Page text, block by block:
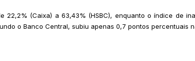
22,2% (Caixa) a 63,43% (HSBC), enquanto o índice de
o Banco Central, subiu apenas 0,7 pontos percentuais